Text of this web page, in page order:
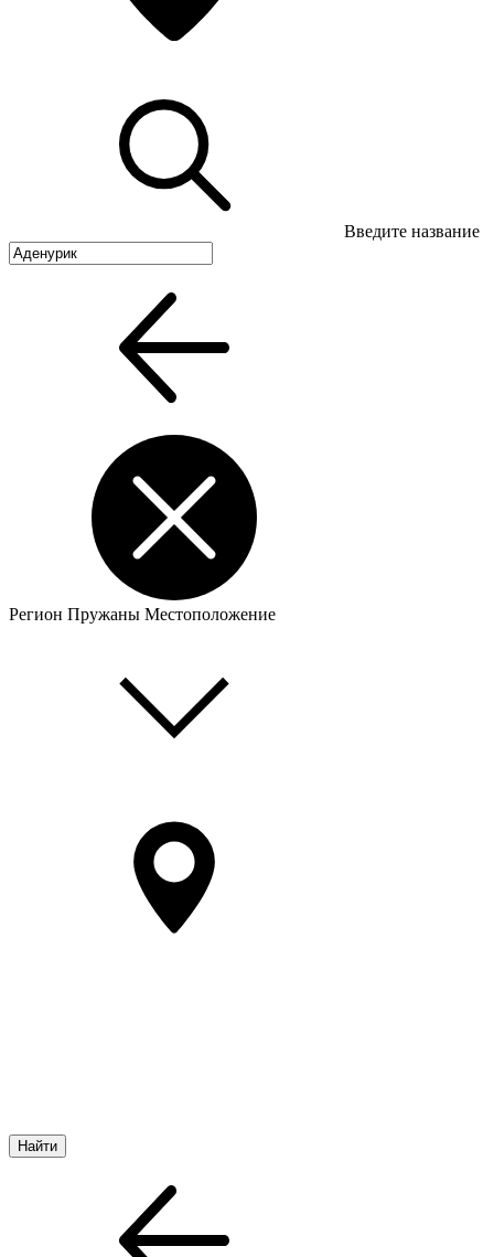
Введите название
Регион Пружаны Местоположение